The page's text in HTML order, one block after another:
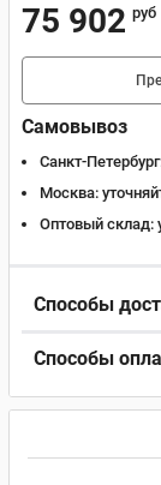
75 902 руб
Самовывоз
Санкт-
Москва:
Оптовый склад:
Способы
Способы